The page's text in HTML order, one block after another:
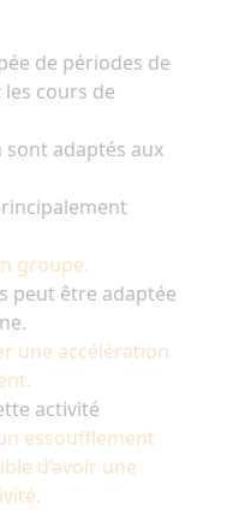
de périodes de
cours de
adaptés aux
groupe.
peut être adaptée
une accélération
activité
essoufflement
d’avoir une